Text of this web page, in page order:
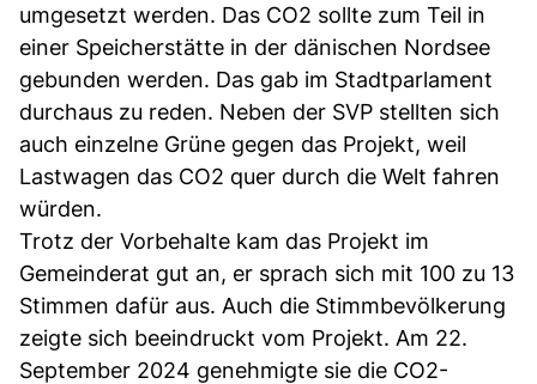
umgesetzt werden. Das CO2 sollte zum Teil in
einer Speicherstätte in der dänischen Nordsee
gebunden werden. Das gab im Stadtparlament
durchaus zu reden. Neben der SVP stellten sich
auch einzelne Grüne gegen das Projekt, weil
Lastwagen das CO2 quer durch die Welt fahren
würden.
Trotz der Vorbehalte kam das Projekt im
Gemeinderat gut an, er sprach sich mit 100 zu 13
Stimmen dafür aus. Auch die Stimmbevölkerung
zeigte sich beeindruckt vom Projekt. Am 22.
September 2024 genehmigte sie die CO2-